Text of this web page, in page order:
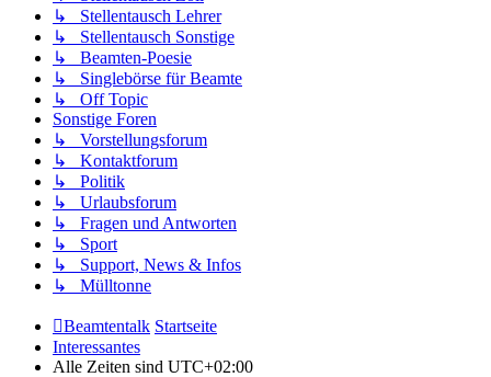
↳ Stellentausch Lehrer
↳ Stellentausch Sonstige
↳ Beamten-Poesie
↳ Singlebörse für Beamte
↳ Off Topic
Sonstige Foren
↳ Vorstellungsforum
↳ Kontaktforum
↳ Politik
↳ Urlaubsforum
↳ Fragen und Antworten
↳ Sport
↳ Support, News & Infos
↳ Mülltonne
Beamtentalk Startseite
Interessantes
Alle Zeiten sind UTC+02:00